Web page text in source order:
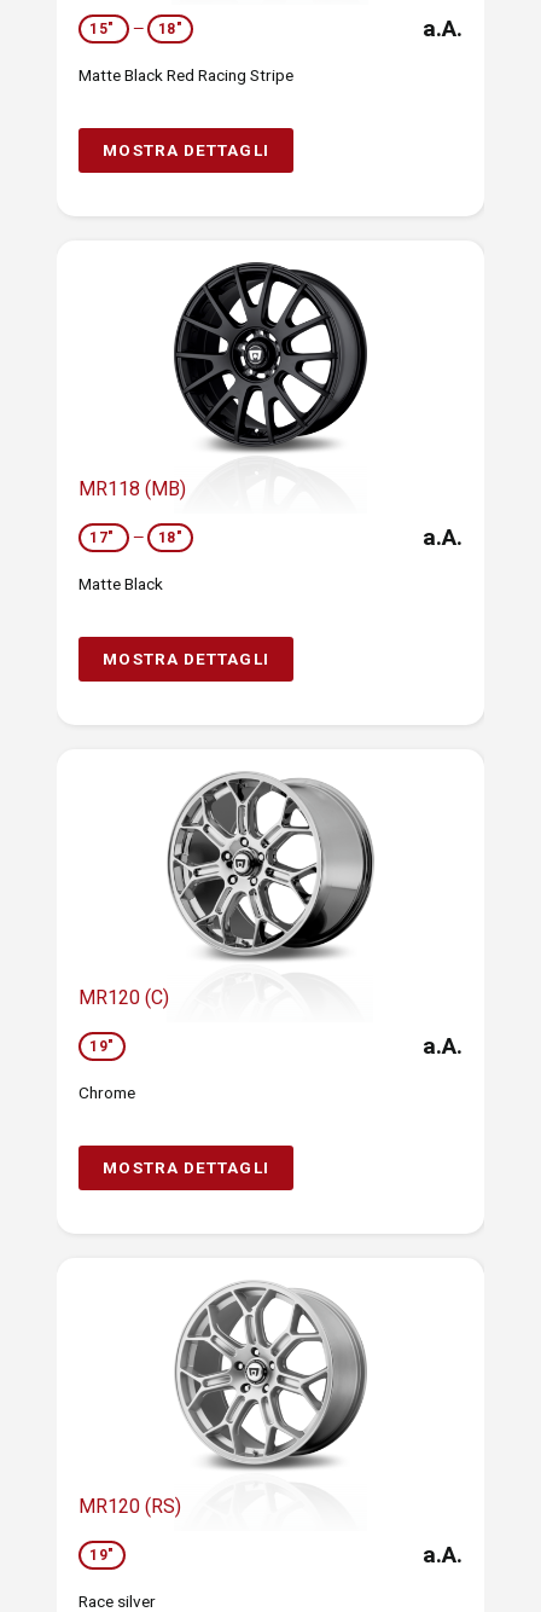
15" — 18" a.A.
Matte Black Red Racing Stripe
MOSTRA DETTAGLI
MR118 (MB)
17" — 18" a.A.
Matte Black
MOSTRA DETTAGLI
MR120 (C)
19" a.A.
Chrome
MOSTRA DETTAGLI
MR120 (RS)
19" a.A.
Race silver